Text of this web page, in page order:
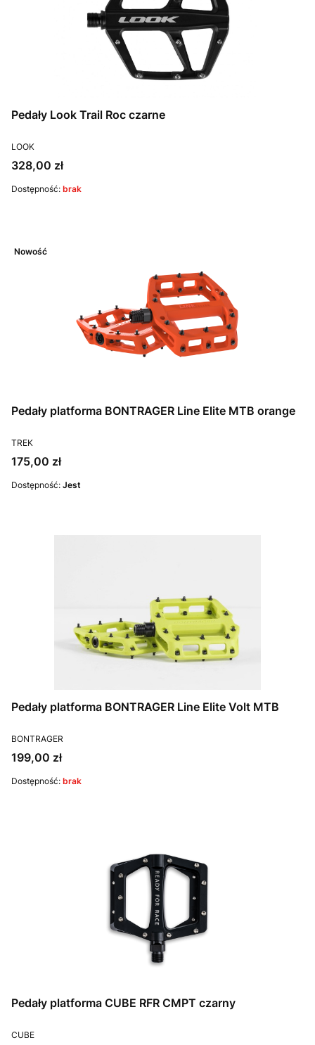
Pedały Look Trail Roc czarne
PRODUCENT
LOOK
Cena
328,00 zł
Dostępność: brak
Nowość
Pedały platforma BONTRAGER Line Elite MTB orange
PRODUCENT
TREK
Cena
175,00 zł
Dostępność: Jest
Pedały platforma BONTRAGER Line Elite Volt MTB
PRODUCENT
BONTRAGER
Cena
199,00 zł
Dostępność: brak
Pedały platforma CUBE RFR CMPT czarny
PRODUCENT
CUBE